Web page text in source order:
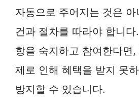
자동으로 주어지는 것은
건과 절차를 따라야 합니
항을 숙지하고 참여한다면
제로 인해 혜택을 받지 못
방지할 수 있습니다.